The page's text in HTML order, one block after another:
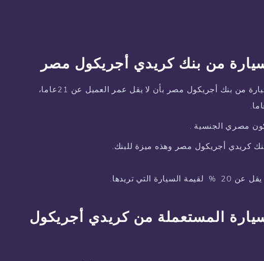
من بنك كريدي أجريكول مصر
من شروط أخذ قرض السيارة من بنك أجريكول مصر بأن لا يقل عمر العميل عن 21عاما،
مصري الجنسية .
كريدي أجريكول مصر وهذه ميزة للبنك.
التي تريدها.
المستعملة من كريدي أجريكول